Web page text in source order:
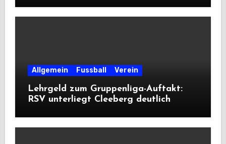
Allgemein Fussball Verein
Lehrgeld zum Gruppenliga-Auftakt:
RSV unterliegt Cleeberg deutlich